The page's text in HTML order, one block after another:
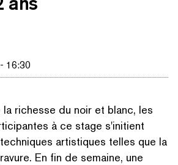
- 16:30
la richesse du noir et blanc, les
à ce stage s'initient
artistiques telles que la
En fin de semaine, une